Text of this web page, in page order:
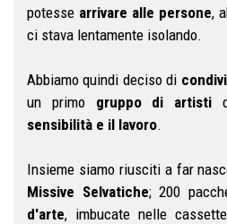
potesse arrivare alle persone,
ci stava lentamente isolando.
Abbiamo quindi deciso di
un primo gruppo di artisti
sensibilità e il lavoro.
Insieme siamo riusciti a far
Missive Selvatiche; 200
d'arte, imbucate nelle